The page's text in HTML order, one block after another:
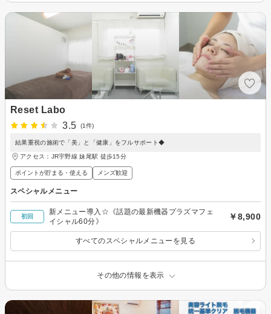
Reset Labo
3.5
(1件)
結果重視の施術で「美」と「健康」をフルサポート◆
アクセス：JR宇野線 妹尾駅 徒歩15分
ポイントが貯まる・使える メンズ歓迎
スペシャルメニュー
初回
新メニュー導入☆《話題の最新機器プラズマフェ
イシャル60分》
￥8,900
すべてのスペシャルメニューを見る
その他の情報を表示